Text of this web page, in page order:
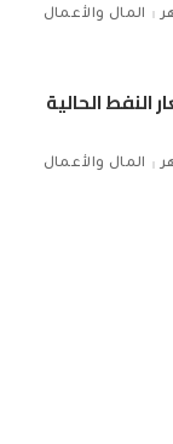
المال والأعمال
النفط الحالية
المال والأعمال